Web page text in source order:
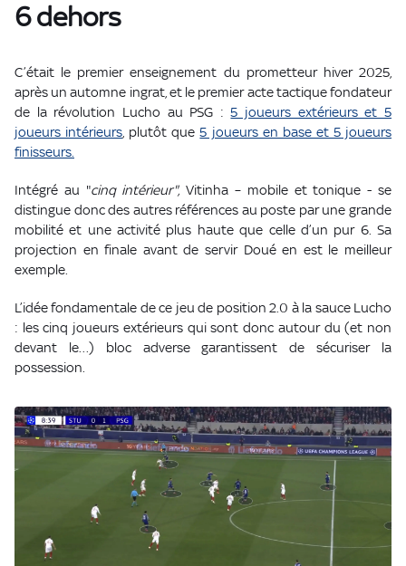
6 dehors
C’était le premier enseignement du prometteur hiver 2025,
après un automne ingrat, et le premier acte tactique fondateur
de la révolution Lucho au PSG :5 joueurs extérieurs et 5
joueurs intérieurs, plutôt que5 joueurs en base et 5 joueurs
finisseurs.
Intégré au "cinq intérieur", Vitinha – mobile et tonique - se
distingue donc des autres références au poste par une grande
mobilité et une activité plus haute que celle d’un pur 6. Sa
projection en finale avant de servir Doué en est le meilleur
exemple.
L’idée fondamentale de ce jeu de position 2.0 à la sauce Lucho
: les cinq joueurs extérieurs qui sont donc autour du (et non
devant le…) bloc adverse garantissent de sécuriser la
possession.